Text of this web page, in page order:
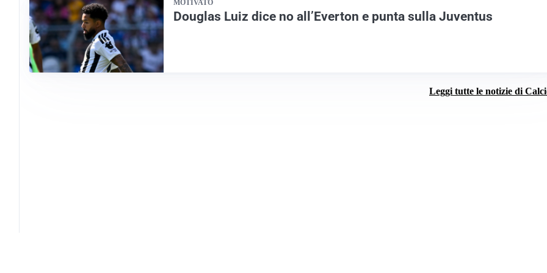
MOTIVATO
Douglas Luiz dice no all’Everton e punta sulla Juventus
Leggi tutte le notizie di